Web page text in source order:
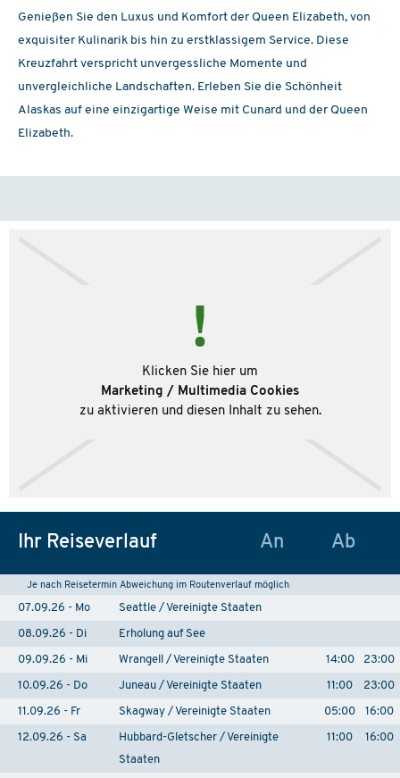
Genießen Sie den Luxus und Komfort der Queen Elizabeth, von
exquisiter Kulinarik bis hin zu erstklassigem Service. Diese
Kreuzfahrt verspricht unvergessliche Momente und
unvergleichliche Landschaften. Erleben Sie die Schönheit
Alaskas auf eine einzigartige Weise mit Cunard und der Queen
Elizabeth.
Klicken Sie hier um
Marketing / Multimedia Cookies
zu aktivieren und diesen Inhalt zu sehen.
Ihr Reiseverlauf An Ab
Je nach Reisetermin Abweichung im Routenverlauf möglich
07.09.26 - Mo Seattle / Vereinigte Staaten
08.09.26 - Di Erholung auf See
09.09.26 - Mi Wrangell / Vereinigte Staaten 14:00 23:00
10.09.26 - Do Juneau / Vereinigte Staaten 11:00 23:00
11.09.26 - Fr Skagway / Vereinigte Staaten 05:00 16:00
12.09.26 - Sa
Hubbard-Gletscher / Vereinigte
Staaten
11:00 16:00